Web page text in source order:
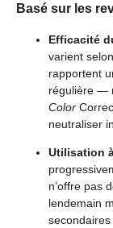
Basé sur les
Efficacité
varient
rapportent
régulière —
Color
neutraliser
Utilisation
n’offre pas
lendemain